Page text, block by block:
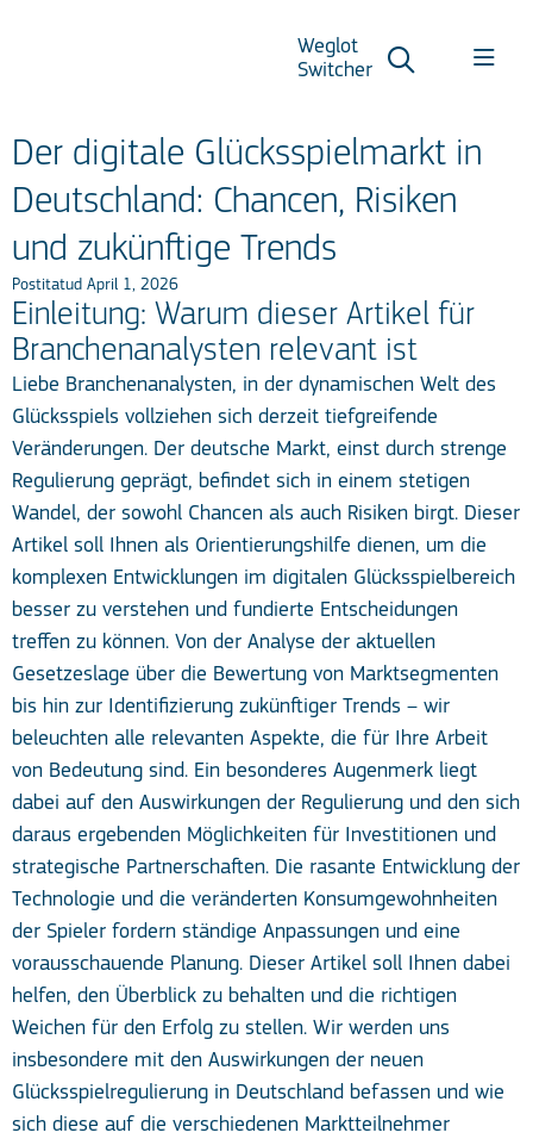
Weglot
Switcher
Der digitale Glücksspielmarkt in
Deutschland: Chancen, Risiken
und zukünftige Trends
Postitatud April 1, 2026
Einleitung: Warum dieser Artikel für
Branchenanalysten relevant ist
Liebe Branchenanalysten, in der dynamischen Welt des
Glücksspiels vollziehen sich derzeit tiefgreifende
Veränderungen. Der deutsche Markt, einst durch strenge
Regulierung geprägt, befindet sich in einem stetigen
Wandel, der sowohl Chancen als auch Risiken birgt. Dieser
Artikel soll Ihnen als Orientierungshilfe dienen, um die
komplexen Entwicklungen im digitalen Glücksspielbereich
besser zu verstehen und fundierte Entscheidungen
treffen zu können. Von der Analyse der aktuellen
Gesetzeslage über die Bewertung von Marktsegmenten
bis hin zur Identifizierung zukünftiger Trends – wir
beleuchten alle relevanten Aspekte, die für Ihre Arbeit
von Bedeutung sind. Ein besonderes Augenmerk liegt
dabei auf den Auswirkungen der Regulierung und den sich
daraus ergebenden Möglichkeiten für Investitionen und
strategische Partnerschaften. Die rasante Entwicklung der
Technologie und die veränderten Konsumgewohnheiten
der Spieler fordern ständige Anpassungen und eine
vorausschauende Planung. Dieser Artikel soll Ihnen dabei
helfen, den Überblick zu behalten und die richtigen
Weichen für den Erfolg zu stellen. Wir werden uns
insbesondere mit den Auswirkungen der neuen
Glücksspielregulierung in Deutschland befassen und wie
sich diese auf die verschiedenen Marktteilnehmer